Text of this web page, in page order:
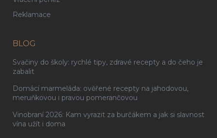
Reklamace
BLOG
Svačiny do školy: rychlé tipy, zdravé recepty a do čeho je
zabalit
Domácí marmeláda: ověřené recepty na jahodovou,
meruňkovou i pravou pomerančovou
Vinobraní 2026: Kam vyrazit za burčákem a jak si slavnost
vína užít i doma